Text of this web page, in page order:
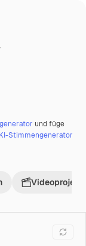
und füge
KI-Stimmengenerator
Videoprojekt